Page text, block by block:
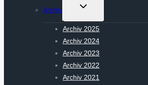
Archiv
Untermenü
Archiv 2025
Archiv 2024
Archiv 2023
Archiv 2022
Archiv 2021